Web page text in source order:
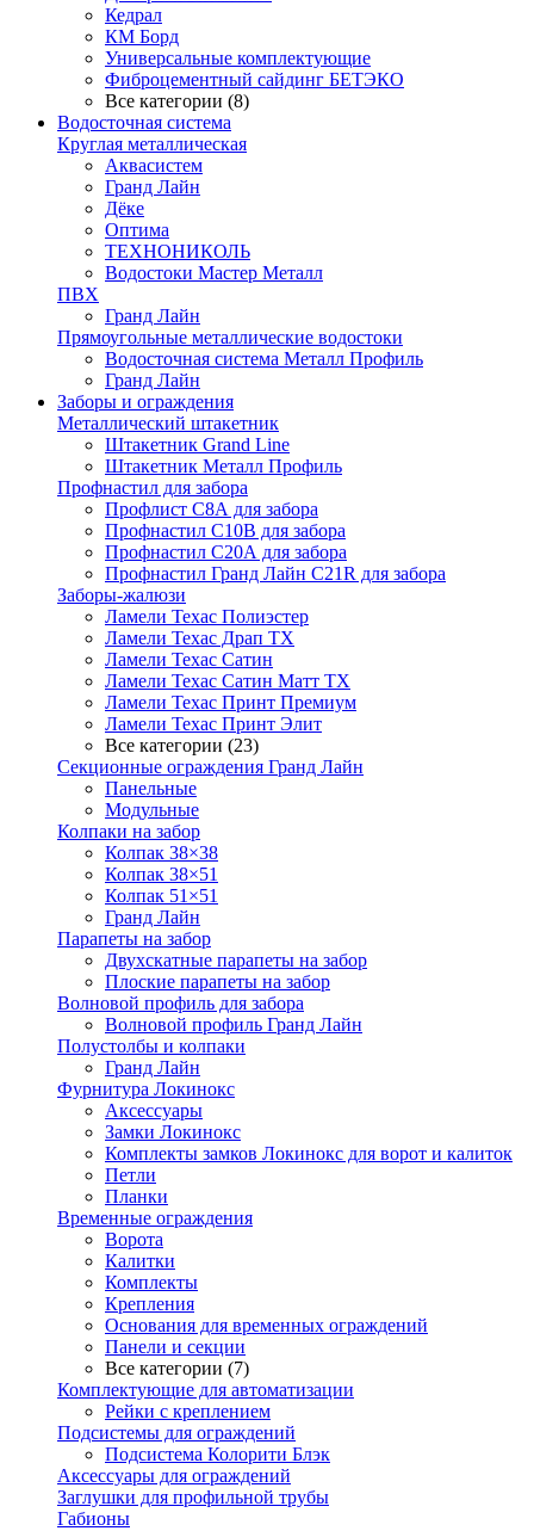
Кедрал
КМ Борд
Универсальные комплектующие
Фиброцементный сайдинг БЕТЭКО
Все категории (8)
Водосточная система
Круглая металлическая
Аквасистем
Гранд Лайн
Дёке
Оптима
ТЕХНОНИКОЛЬ
Водостоки Мастер Металл
ПВХ
Гранд Лайн
Прямоугольные металлические водостоки
Водосточная система Металл Профиль
Гранд Лайн
Заборы и ограждения
Металлический штакетник
Штакетник Grand Line
Штакетник Металл Профиль
Профнастил для забора
Профлист С8А для забора
Профнастил С10В для забора
Профнастил С20А для забора
Профнастил Гранд Лайн С21R для забора
Заборы-жалюзи
Ламели Техас Полиэстер
Ламели Техас Драп ТХ
Ламели Техас Сатин
Ламели Техас Сатин Матт ТХ
Ламели Техас Принт Премиум
Ламели Техас Принт Элит
Все категории (23)
Секционные ограждения Гранд Лайн
Панельные
Модульные
Колпаки на забор
Колпак 38×38
Колпак 38×51
Колпак 51×51
Гранд Лайн
Парапеты на забор
Двухскатные парапеты на забор
Плоские парапеты на забор
Волновой профиль для забора
Волновой профиль Гранд Лайн
Полустолбы и колпаки
Гранд Лайн
Фурнитура Локинокс
Аксессуары
Замки Локинокс
Комплекты замков Локинокс для ворот и калиток
Петли
Планки
Временные ограждения
Ворота
Калитки
Комплекты
Крепления
Основания для временных ограждений
Панели и секции
Все категории (7)
Комплектующие для автоматизации
Рейки с креплением
Подсистемы для ограждений
Подсистема Колорити Блэк
Аксессуары для ограждений
Заглушки для профильной трубы
Габионы